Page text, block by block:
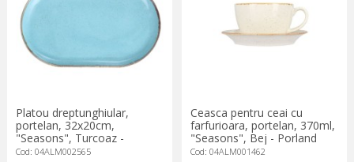
Platou dreptunghiular,
portelan, 32x20cm,
"Seasons", Turcoaz -
Porland
Cod: 04ALM002565
Ceasca pentru ceai cu
farfurioara, portelan, 370ml,
"Seasons", Bej - Porland
Cod: 04ALM001462